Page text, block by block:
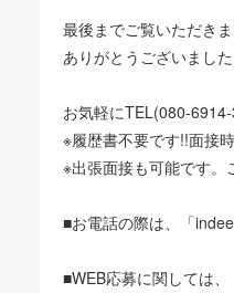
最後までご覧いただきま
ありがとうございました
お気軽にTEL(080-
※履歴書不要です!!面接
※出張面接も可能です。
■お電話の際は、「
■WEB応募に関しては、